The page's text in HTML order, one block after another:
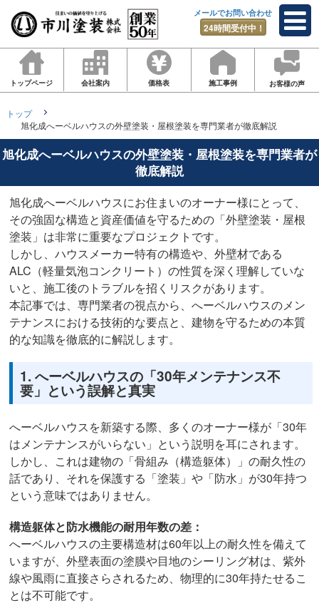
メールでお問い合わせ
24時間受付中！
トップページ 会社案内 価格表 施工事例 お客様の声
トップ
旭化成へーベルハウスの外壁塗装・屋根塗装を専門業者が徹底解説
旭化成へーベルハウスの外壁塗装・屋根塗装を専門業者が
徹底解説
旭化成へーベルハウスにお住まいのオーナー様にとって、
その強固な構造と資産価値を守るための「外壁塗装・屋根
塗装」は非常に重要なプロジェクトです。
しかし、ハウスメーカー特有の構造や、外壁材である
ALC（軽量気泡コンクリート）の性質を深く理解していな
いと、施工後のトラブルを招くリスクがあります。
本記事では、専門業者の視点から、へーベルハウスのメン
テナンスにおける技術的な要点と、建物を守るための本質
的な知識を徹底的に解説します。
1. へーベルハウスの「30年メンテナンス不
要」という誤解と真実
へーベルハウスを新築する際、多くのオーナー様が「30年
はメンテナンスがいらない」という説明を耳にされます。
しかし、これは建物の「骨組み（構造躯体）」の耐久性の
話であり、それを保護する「塗装」や「防水」が30年持つ
という意味ではありません。
構造躯体と防水機能の耐用年数の差：
へーベルハウスの主要構造材は60年以上の耐久性を備えて
いますが、外壁表面の塗膜や目地のシーリング材は、紫外
線や風雨に直接さらされるため、物理的に30年持たせるこ
とは不可能です。